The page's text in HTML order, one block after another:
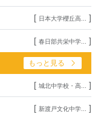
[ 日本大学櫻丘高... ]
[ 春日部共栄中学... ]
もっと見る
[ 城北中学校・高... ]
[ 新渡戸文化中学... ]